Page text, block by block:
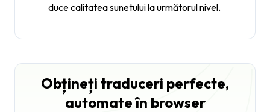
duce calitatea sunetului la următorul nivel.
Obțineți traduceri perfecte,
automate în browser